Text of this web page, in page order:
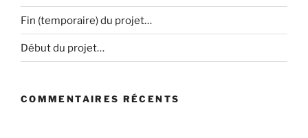
Fin (temporaire) du projet…
Début du projet…
COMMENTAIRES RÉCENTS